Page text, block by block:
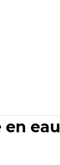
eau